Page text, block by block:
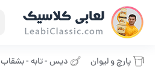
پارچ و لیوان دیس - تابه - بشقاب